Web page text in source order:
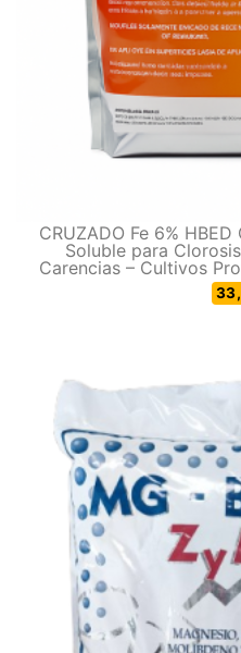
CRUZADO Fe 6%
Soluble para
Carencias – Cultivos